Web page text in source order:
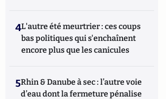
4L'autre été meurtrier : ces coups
bas politiques qui s'enchaînent
encore plus que les canicules
5Rhin & Danube à sec : l’autre voie
d’eau dont la fermeture pénalise